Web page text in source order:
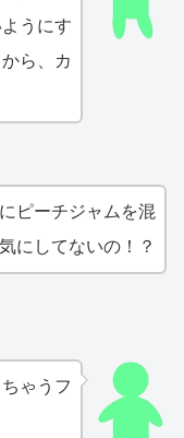
うにす
ら、カ
ピーチジャムを混
にしてないの！？
ゃうフ